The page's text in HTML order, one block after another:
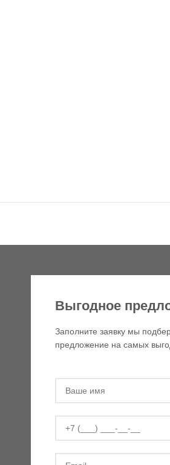
Выгодное
Заполните заявку мы
предложение на самых